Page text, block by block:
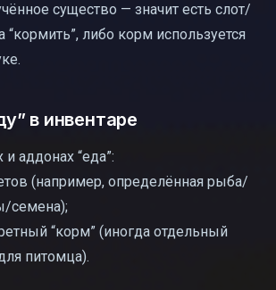
существо — значит есть слот/
либо корм используется
в инвентаре
аддонах “еда”:
(например, определённая рыба/
семена);
“корм” (иногда отдельный
питомца).